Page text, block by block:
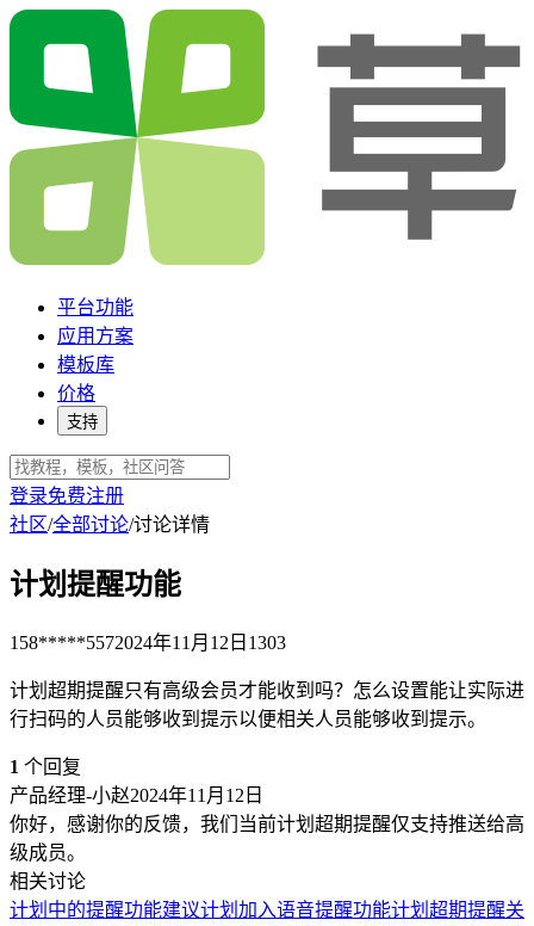
平台功能
应用方案
模板库
价格
支持
登录免费注册
社区/全部讨论/讨论详情
计划提醒功能
158*****5572024年11月12日 1303
计划超期提醒只有高级会员才能收到吗？怎么设置能让实际进
行扫码的人员能够收到提示以便相关人员能够收到提示。
1 个回复
产品经理-小赵2024年11月12日
你好，感谢你的反馈，我们当前计划超期提醒仅支持推送给高
级成员。
相关讨论
计划中的提醒功能建议计划加入语音提醒功能计划超期提醒关